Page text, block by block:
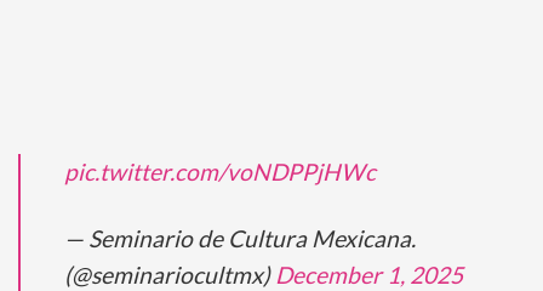
pic.twitter.com/voNDPPjHWc
— Seminario de Cultura Mexicana.
(@seminariocultmx) December 1, 2025